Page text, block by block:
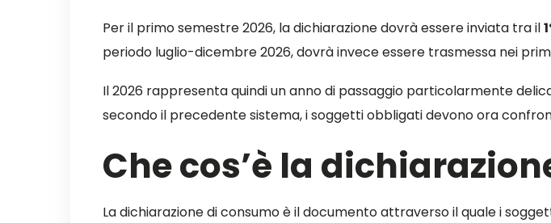
Per il primo semestre 2026, la dichiarazione dovrà essere inviata tra il
periodo luglio-dicembre 2026, dovrà invece essere trasmessa nei
Il 2026 rappresenta quindi un anno di passaggio particolarmente
secondo il precedente sistema, i soggetti obbligati devono ora
Che cos’è la
La dichiarazione di consumo è il documento attraverso il quale i